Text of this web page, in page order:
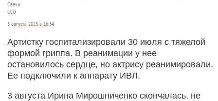
Свечи.
СС0
3 августа 2023 в 16:34
Артистку госпитализировали 30 июля с тяжелой
формой гриппа. В реанимации у нее
остановилось сердце, но актрису реанимировали.
Ее подключили к аппарату ИВЛ.
3 августа Ирина Мирошниченко скончалась, не